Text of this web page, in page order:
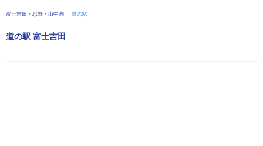
富士吉田・忍野・山中湖 道の駅
道の駅 富士吉田